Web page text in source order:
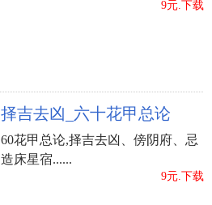
9元.下载
择吉去凶_六十花甲总论
60花甲总论,择吉去凶、傍阴府、忌
造床星宿......
9元.下载